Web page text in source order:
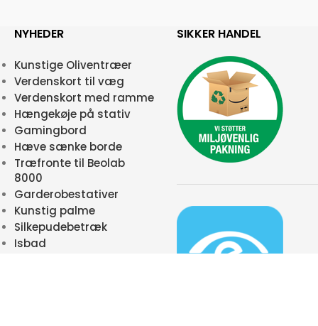
NYHEDER
Kunstige Oliventræer
Verdenskort til væg
Verdenskort med ramme
Hængekøje på stativ
Gamingbord
Hæve sænke borde
Træfronte til Beolab
8000
Garderobestativer
Kunstig palme
Silkepudebetræk
Isbad
SIKKER HANDEL